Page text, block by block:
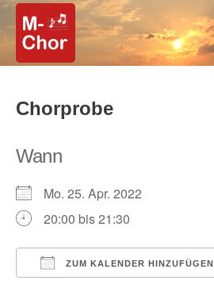
Zum
Inhalt
Chorprobe
Wann
Mo. 25. Apr. 2022
20:00 bis 21:30
ZUM KALENDER HINZUFÜGEN